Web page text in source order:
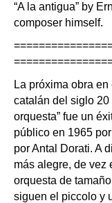
“A la antigua” by
composer himself.
La próxima obra
catalán del siglo 20
orquesta” fue un
público en 1965
por Antal Dorati. A
más alegre, de vez
orquesta de
siguen el piccolo y